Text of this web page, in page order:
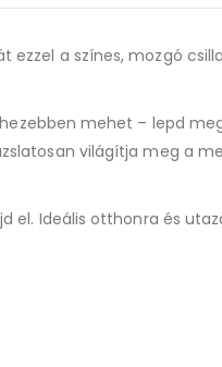
a színes, mozgó
mehet – lepd
világítja meg a
Ideális otthonra és